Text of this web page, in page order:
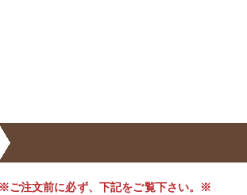
※ご注文前に必ず、下記をご覧下さい。※